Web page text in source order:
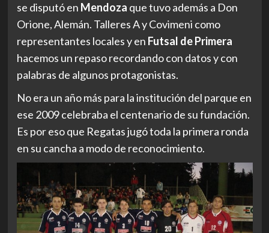
se disputó en Mendoza que tuvo además a Don
Orione, Alemán. Talleres A y Covimeni como
representantes locales y en Futsal de Primera
hacemos un repaso recordando con datos y con
palabras de algunos protagonistas.
No era un año más para la institución del parque en
ese 2009 celebraba el centenario de su fundación.
Es por eso que Regatas jugó toda la primera ronda
en su cancha a modo de reconocimiento.